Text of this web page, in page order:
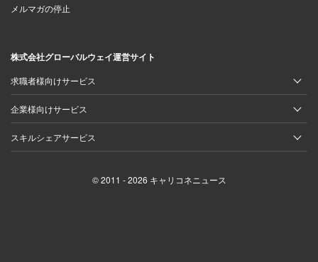
メルマガの停止
株式会社グローバルウェイ運営サイト
求職者様向けサービス
企業様向けサービス
スキルシェアサービス
© 2011 - 2026 キャリコネニュース